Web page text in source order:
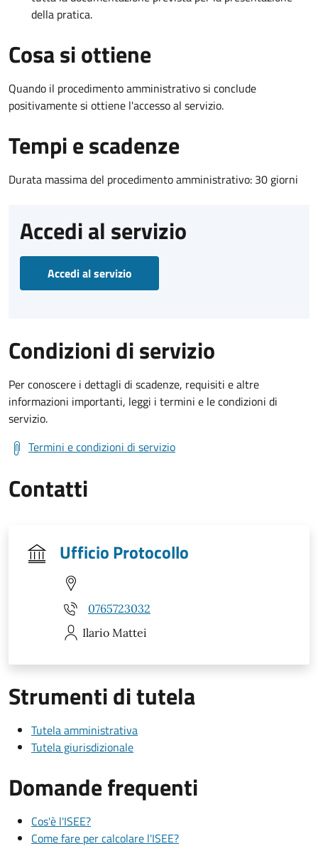
della pratica.
Cosa si ottiene
Quando il procedimento amministrativo si conclude
positivamente si ottiene l'accesso al servizio.
Tempi e scadenze
Durata massima del procedimento amministrativo: 30 giorni
Accedi al servizio
Accedi al servizio
Condizioni di servizio
Per conoscere i dettagli di scadenze, requisiti e altre
informazioni importanti, leggi i termini e le condizioni di
servizio.
Termini e condizioni di servizio
Contatti
Ufficio Protocollo
0765723032
Ilario Mattei
Strumenti di tutela
Tutela amministrativa
Tutela giurisdizionale
Domande frequenti
Cos'è l'ISEE?
Come fare per calcolare l'ISEE?